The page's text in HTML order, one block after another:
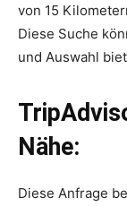
von 15
Diese Suche
und Auswahl
Nähe:
Diese Anfrage